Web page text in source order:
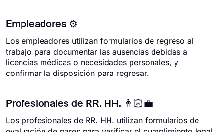
Empleadores ⚙️
Los empleadores utilizan formularios de regreso al
trabajo para documentar las ausencias debidas a
licencias médicas o necesidades personales, y
confirmar la disposición para regresar.
Profesionales de RR. HH. 👨🏻‍💼
Los profesionales de RR. HH. utilizan formularios de